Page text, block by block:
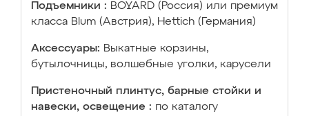
Подъемники : BOYARD (Россия) или премиум
класса Blum (Австрия), Hettich (Германия)
Аксессуары: Выкатные корзины,
бутылочницы, волшебные уголки, карусели
Пристеночный плинтус, барные стойки и
навески, освещение : по каталогу